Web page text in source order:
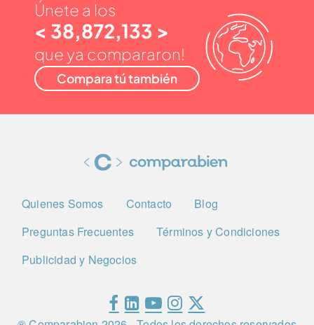
Únete a los
< 38,872,133 >
que ya compararon!
Compara tú también
Quienes Somos Contacto
Blog
Preguntas Frecuentes
Términos y Condiciones
Publicidad y Negocios